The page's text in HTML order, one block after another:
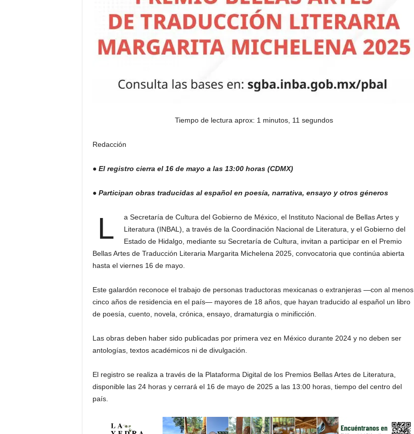
Tiempo de lectura aprox: 1 minutos, 11 segundos
Redacción
● El registro cierra el 16 de mayo a las 13:00 horas (CDMX)
● Participan obras traducidas al español en poesía, narrativa, ensayo y otros géneros
L
a Secretaría de Cultura del Gobierno de México, el Instituto Nacional de Bellas Artes y
Literatura (INBAL), a través de la Coordinación Nacional de Literatura, y el Gobierno del
Estado de Hidalgo, mediante su Secretaría de Cultura, invitan a participar en el Premio
Bellas Artes de Traducción Literaria Margarita Michelena 2025, convocatoria que continúa abierta
hasta el viernes 16 de mayo.
Este galardón reconoce el trabajo de personas traductoras mexicanas o extranjeras —con al menos
cinco años de residencia en el país— mayores de 18 años, que hayan traducido al español un libro
de poesía, cuento, novela, crónica, ensayo, dramaturgia o minificción.
Las obras deben haber sido publicadas por primera vez en México durante 2024 y no deben ser
antologías, textos académicos ni de divulgación.
El registro se realiza a través de la Plataforma Digital de los Premios Bellas Artes de Literatura,
disponible las 24 horas y cerrará el 16 de mayo de 2025 a las 13:00 horas, tiempo del centro del
país.